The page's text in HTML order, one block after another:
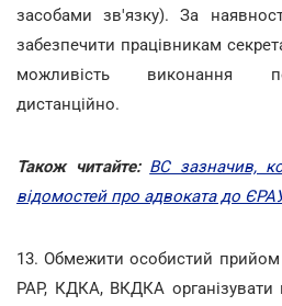
засобами зв'язку). За
забезпечити працівникам
можливість виконання
дистанційно.
Також читайте: ВС зазначив,
відомостей про адвоката до
13. Обмежити особистий
РАР, КДКА, ВКДКА